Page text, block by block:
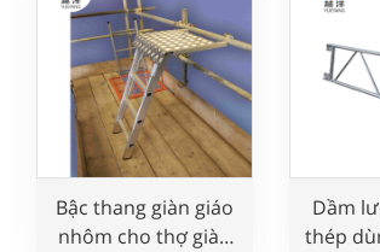
Bậc thang giàn giáo
nhôm cho thợ giàn
Dầm
thép